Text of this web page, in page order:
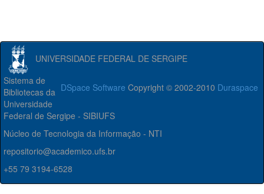
UNIVERSIDADE FEDERAL DE SERGIPE
DSpace Software Copyright © 2002-2010 Duraspace
Sistema de
Bibliotecas da
Universidade
Federal de Sergipe - SIBIUFS
Núcleo de Tecnologia da Informação - NTI
repositorio@academico.ufs.br
+55 79 3194-6528